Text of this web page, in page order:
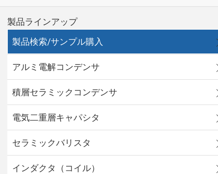
製品ラインアップ
製品検索/サンプル購入
アルミ電解コンデンサ
積層セラミックコンデンサ
電気二重層キャパシタ
セラミックバリスタ
インダクタ（コイル）